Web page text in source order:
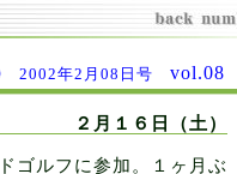
年2月08日号
２月１６日（土）
ゴルフに参加。１ヶ月ぶ